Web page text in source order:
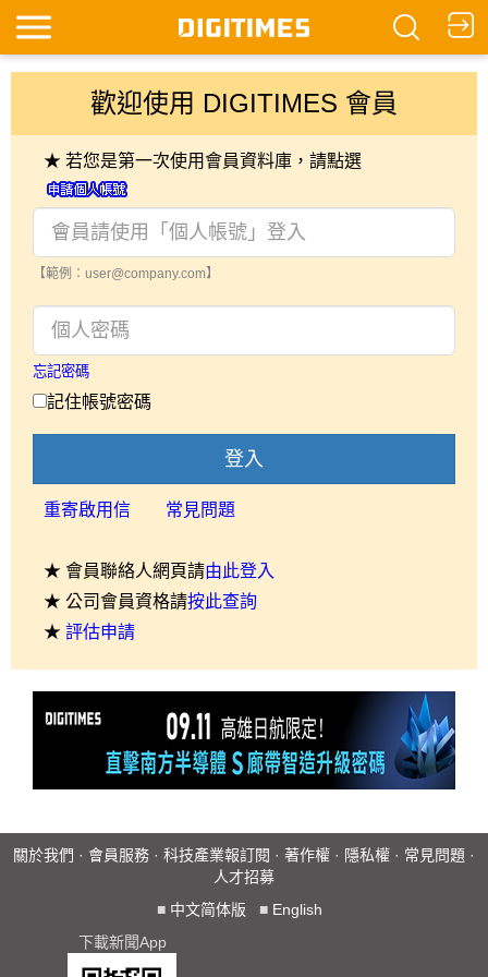
歡迎使用 DIGITIMES 會員
★ 若您是第一次使用會員資料庫，請點選
【範例：user@company.com】
忘記密碼
記住帳號密碼
登入
重寄啟用信 常見問題
★ 會員聯絡人網頁請由此登入
★ 公司會員資格請按此查詢
★ 評估申請
關於我們 · 會員服務 · 科技產業報訂閱 · 著作權 · 隱私權 · 常見問題 ·
人才招募
■ 中文简体版 ■ English
下載新聞App